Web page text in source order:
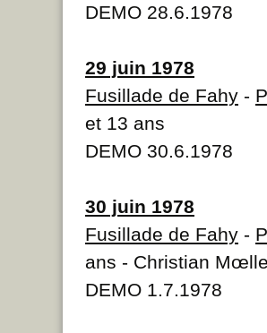
DEMO 28.6.1978
29 juin 1978
Fusillade de Fahy -
et 13 ans
DEMO 30.6.1978
30 juin 1978
Fusillade de Fahy -
ans - Christian
DEMO 1.7.1978